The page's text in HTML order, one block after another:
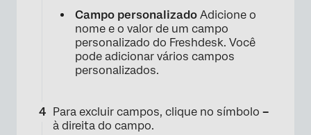
Campo personalizado Adicione o
nome e o valor de um campo
personalizado do Freshdesk. Você
pode adicionar vários campos
personalizados.
Para excluir campos, clique no símbolo –
à direita do campo.